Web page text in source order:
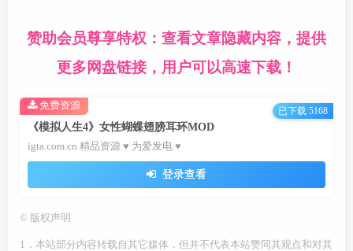
赞助会员尊享特权：查看文章隐藏内容，提供
更多网盘链接，用户可以高速下载！
《模拟人生4》女性蝴蝶翅膀耳环MOD
igta.com.cn 精品资源 ♥ 为爱发电 ♥
登录查看
免费资源
已下载 5168
© 版权声明
1．本站部分内容转载自其它媒体，但并不代表本站赞同其观点和对其